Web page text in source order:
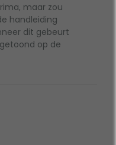
maar zou
handleiding
dit gebeurt
op de